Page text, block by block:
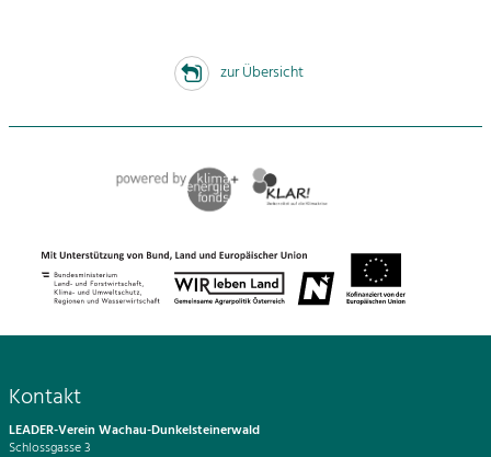
zur Übersicht
Kontakt
LEADER-Verein Wachau-Dunkelsteinerwald
Schlossgasse 3